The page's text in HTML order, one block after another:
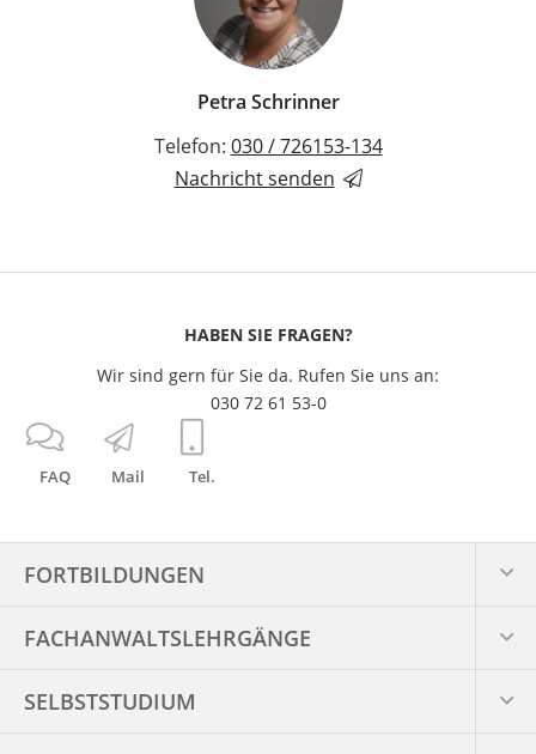
Petra Schrinner
Telefon: 030 / 726153-134
Nachricht senden
FAQ Mail Tel.
HABEN SIE FRAGEN?
Wir sind gern für Sie da. Rufen Sie uns an:
030 72 61 53-0
FORTBILDUNGEN
FACHANWALTS­LEHRGÄNGE
SELBSTSTUDIUM